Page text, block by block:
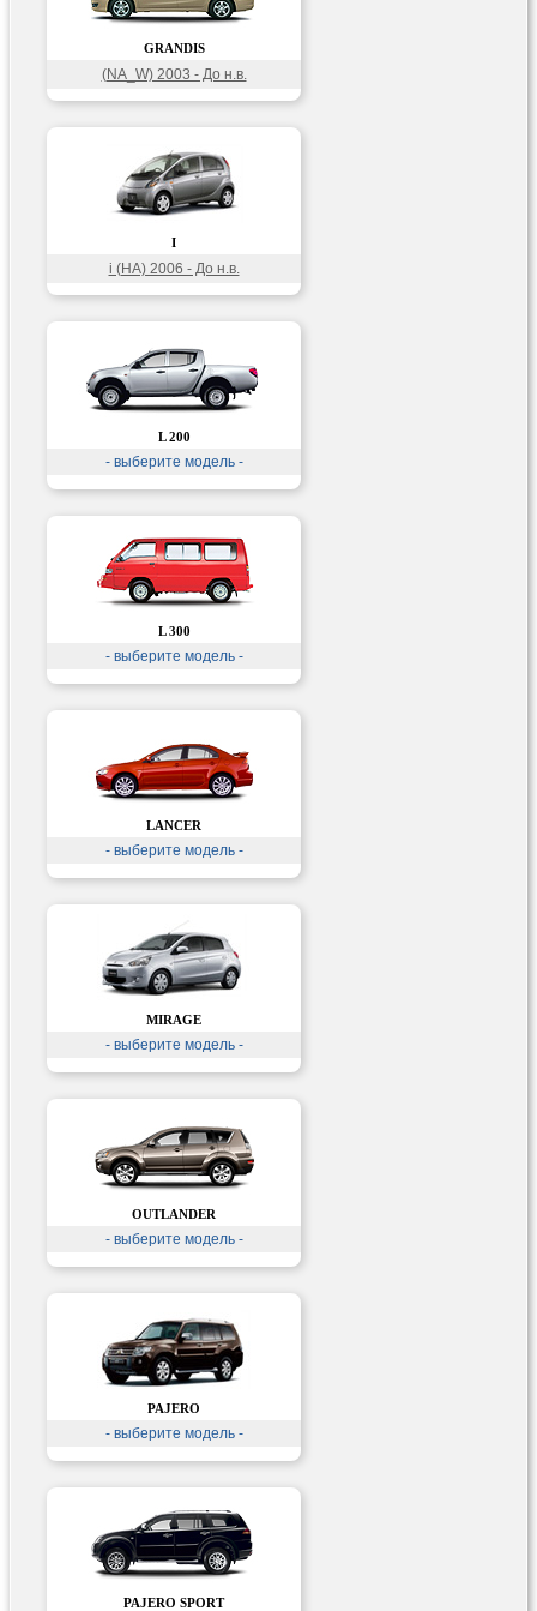
GRANDIS
(NA_W) 2003 - До н.в.
I
i (HA) 2006 - До н.в.
L 200
- выберите модель -
L 300
- выберите модель -
LANCER
- выберите модель -
MIRAGE
- выберите модель -
OUTLANDER
- выберите модель -
PAJERO
- выберите модель -
PAJERO SPORT